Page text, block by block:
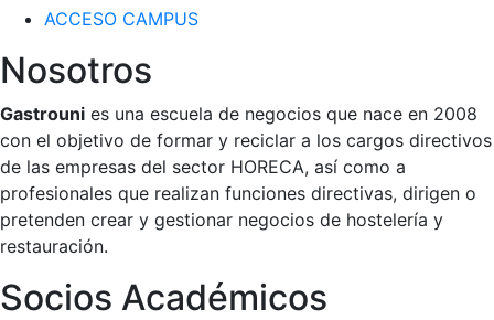
ACCESO CAMPUS
Nosotros
Gastrouni es una escuela de negocios que nace en 2008
con el objetivo de formar y reciclar a los cargos directivos
de las empresas del sector HORECA, así como a
profesionales que realizan funciones directivas, dirigen o
pretenden crear y gestionar negocios de hostelería y
restauración.
Socios Académicos